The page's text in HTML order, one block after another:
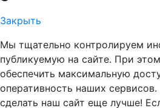
Закрыть
Мы тщательно контролируем
публикуемую на сайте. При
обеспечить максимальную
оперативность наших
сделать наш сайт еще лучше!